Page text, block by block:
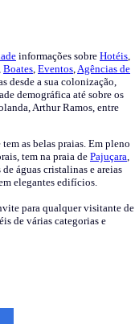
informações sobre Hotéis,
Boates, Eventos,Agências de
desde a sua colonização,
demográfica até sobre os
Arthur Ramos, entre
as belas praias. Em pleno
tem na praia de Pajuçara,
águas cristalinas e areias
elegantes edifícios.
para qualquer visitante de
de várias categorias e